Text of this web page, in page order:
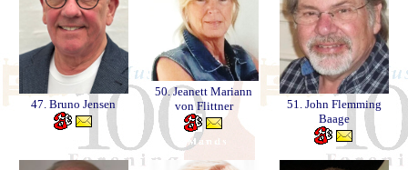
47. Bruno Jensen
50. Jeanett Mariann
von Flittner
51. John Flemming
Baage